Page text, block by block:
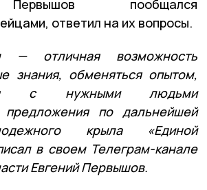
пообщался
ответил на их вопросы.
— отличная возможность
знания, обменяться опытом,
с нужными людьми
предложения по дальнейшей
крыла «Единой
в своем Телеграм-канале
Евгений Первышов.